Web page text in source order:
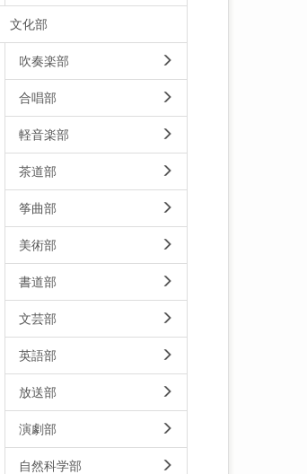
文化部
吹奏楽部
合唱部
軽音楽部
茶道部
筝曲部
美術部
書道部
文芸部
英語部
放送部
演劇部
自然科学部